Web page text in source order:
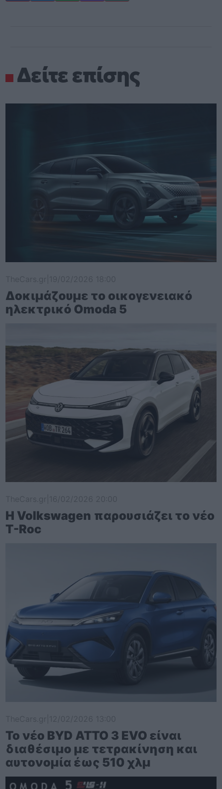
Δείτε επίσης
Δοκιμάζουμε το οικογενειακό
ηλεκτρικό Omoda 5
Η Volkswagen παρουσιάζει το νέο
T-Roc
Το νέο BYD ATTO 3 EVO είναι
διαθέσιμο με τετρακίνηση και
αυτονομία έως 510 χλμ